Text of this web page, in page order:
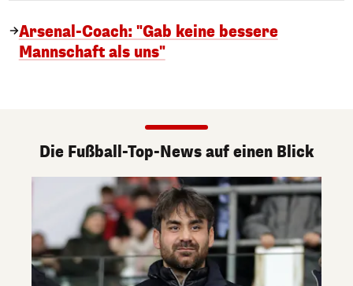
Arsenal-Coach: "Gab keine bessere
Mannschaft als uns"
Die Fußball-Top-News auf einen Blick